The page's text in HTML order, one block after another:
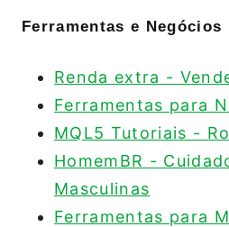
Ferramentas e Negócios
Renda extra -
Ferramentas para
MQL5 Tutoriais -
HomemBR -
Masculinas
Ferramentas para